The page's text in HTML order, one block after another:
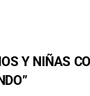
Y NIÑAS